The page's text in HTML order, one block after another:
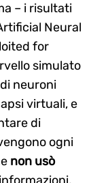
– i risultati
Neural
for
simulato
neuroni
virtuali, e
di
ogni
non usò